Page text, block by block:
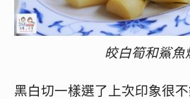
皎白筍和鯊魚
黑白切一樣選了上次印象很